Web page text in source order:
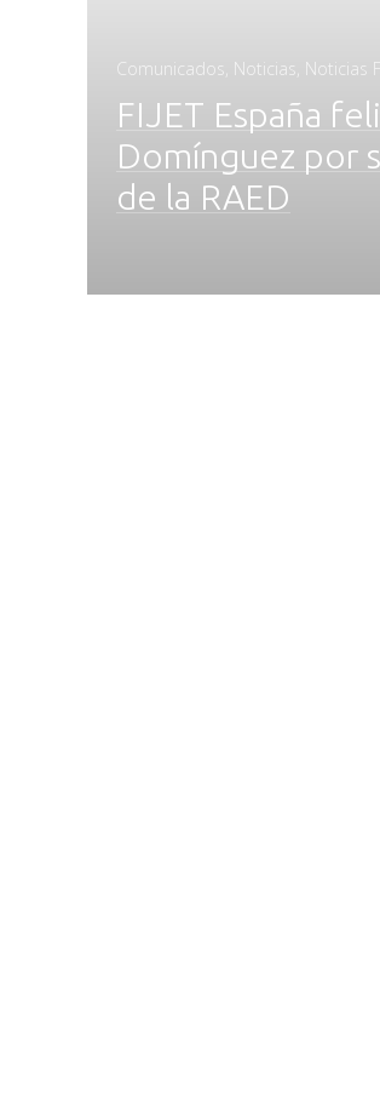
Comunicados, Noticias, Noticias
FIJET España
Domínguez por
de la RAED